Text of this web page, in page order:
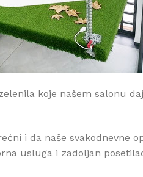
koje našem salonu
i da naše svakodnevne
usluga i zadoljan